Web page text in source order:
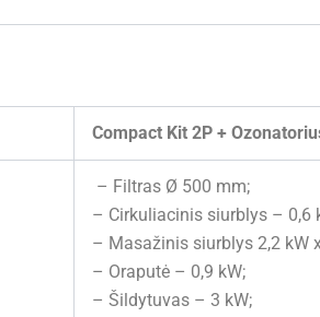
Compact Kit 2P +
– Filtras Ø 500 mm;
– Cirkuliacinis siurblys – 0,6
– Masažinis siurblys 2,2 kW
– Oraputė – 0,9 kW;
– Šildytuvas – 3 kW;